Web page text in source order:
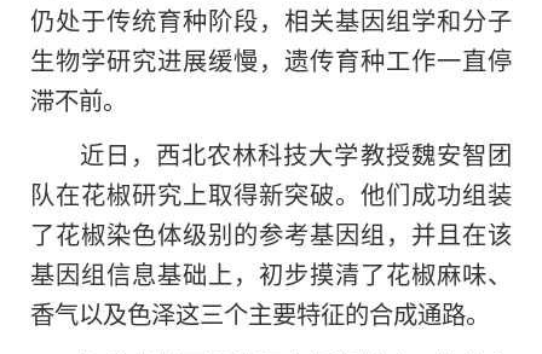
仍处于传统育种阶段，相关基因组学和分子
生物学研究进展缓慢，遗传育种工作一直停
滞不前。
近日，西北农林科技大学教授魏安智团
队在花椒研究上取得新突破。他们成功组装
了花椒染色体级别的参考基因组，并且在该
基因组信息基础上，初步摸清了花椒麻味、
香气以及色泽这三个主要特征的合成通路。